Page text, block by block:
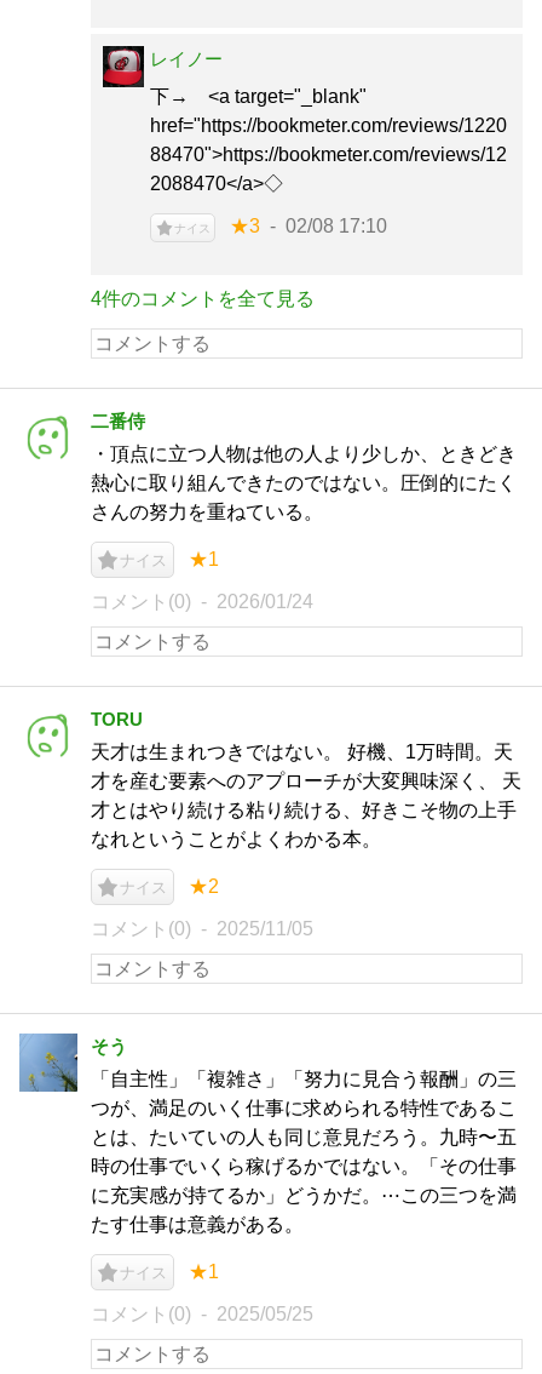
レイノー
下→ <a target="_blank"
href="https://bookmeter.com/reviews/1220
88470">https://bookmeter.com/reviews/12
2088470</a>◇
ナイス ★3 02/08 17:10
4件のコメントを全て見る
二番侍
・頂点に立つ人物は他の人より少しか、ときどき
熱心に取り組んできたのではない。圧倒的にたく
さんの努力を重ねている。
ナイス ★1
コメント(0) 2026/01/24
TORU
天才は生まれつきではない。 好機、1万時間。天
才を産む要素へのアプローチが大変興味深く、 天
才とはやり続ける粘り続ける、好きこそ物の上手
なれということがよくわかる本。
ナイス ★2
コメント(0) 2025/11/05
そう
「自主性」「複雑さ」「努力に見合う報酬」の三
つが、満足のいく仕事に求められる特性であるこ
とは、たいていの人も同じ意見だろう。九時〜五
時の仕事でいくら稼げるかではない。「その仕事
に充実感が持てるか」どうかだ。⋯この三つを満
たす仕事は意義がある。
ナイス ★1
コメント(0) 2025/05/25